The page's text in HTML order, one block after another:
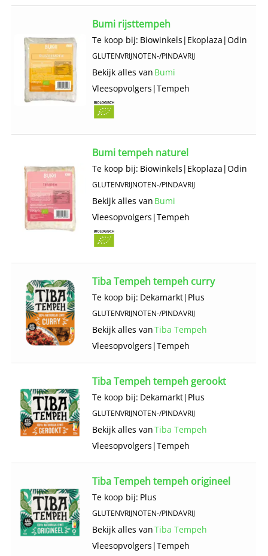
Bumi rijsttempeh
Te koop bij: Biowinkels | Ekoplaza |Odin
GLUTENVRIJNOTEN-/PINDAVRIJ
Bekijk alles van Bumi
Vlees­opvolgers |Tempeh
Bumi tempeh naturel
Te koop bij: Biowinkels | Ekoplaza |Odin
GLUTENVRIJNOTEN-/PINDAVRIJ
Bekijk alles van Bumi
Vlees­opvolgers |Tempeh
Tiba Tempeh tempeh curry
Te koop bij: Dekamarkt| Plus
GLUTENVRIJNOTEN-/PINDAVRIJ
Bekijk alles vanTiba Tempeh
Vlees­opvolgers |Tempeh
Tiba Tempeh tempeh gerookt
Te koop bij: Dekamarkt| Plus
GLUTENVRIJNOTEN-/PINDAVRIJ
Bekijk alles vanTiba Tempeh
Vlees­opvolgers |Tempeh
Tiba Tempeh tempeh origineel
Te koop bij: Plus
GLUTENVRIJNOTEN-/PINDAVRIJ
Bekijk alles vanTiba Tempeh
Vlees­opvolgers |Tempeh